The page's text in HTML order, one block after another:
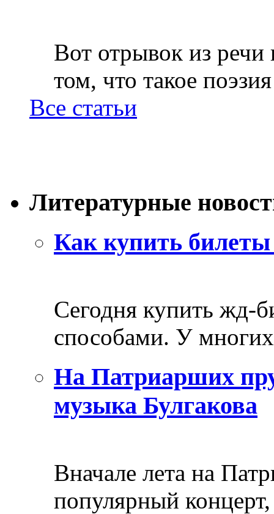
Вот отрывок из
том, что такое
Все статьи
Литературные
Как купить билеты
Сегодня купить жд-
способами. У
На Патриарших
музыка Булгакова
Вначале лета на
популярный